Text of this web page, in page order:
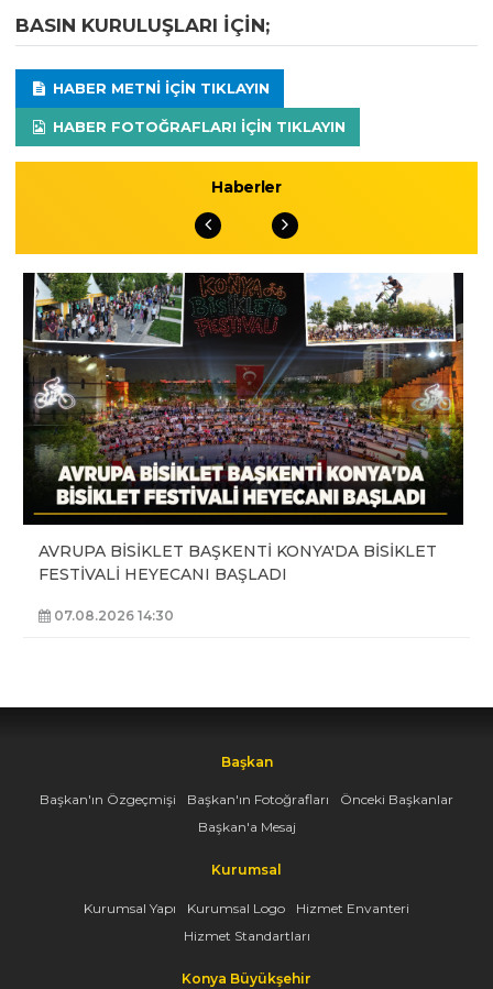
BASIN KURULUŞLARI IÇIN;
HABER METNI IÇIN TIKLAYIN
HABER FOTOĞRAFLARI IÇIN TIKLAYIN
Haberler
AVRUPA BİSİKLET BAŞKENTİ KONYA'DA BİSİKLET
FESTİVALİ HEYECANI BAŞLADI
07.08.2026 14:30
Başkan
Başkan'ın Özgeçmişi Başkan'ın Fotoğrafları
Önceki Başkanlar
Başkan'a Mesaj
Kurumsal
Kurumsal Yapı Kurumsal Logo
Hizmet Envanteri
Hizmet Standartları
Konya Büyükşehir